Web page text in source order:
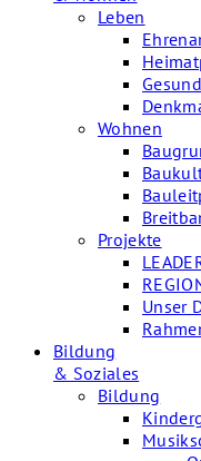
Leben
Wohnen
Projekte
Unser
Bildung
& Soziales
Bildung